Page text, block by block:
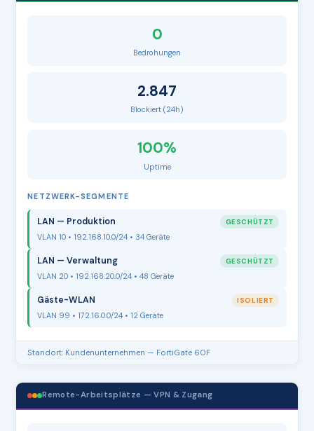
0
Bedrohungen
2.847
Blockiert (24h)
100%
Uptime
NETZWERK-SEGMENTE
LAN — Produktion GESCHÜTZT
VLAN 10 • 192.168.10.0/24 • 34 Geräte
LAN — Verwaltung GESCHÜTZT
VLAN 20 • 192.168.20.0/24 • 48 Geräte
Gäste-WLAN ISOLIERT
VLAN 99 • 172.16.0.0/24 • 12 Geräte
Standort: Kundenunternehmen — FortiGate 60F
Remote-Arbeitsplätze — VPN & Zugang